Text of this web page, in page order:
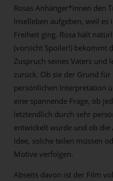
Rosas Anhänger*innen den
Inselleben aufgeben, weil es
Freiheit ging. Rosa hält
(vorsicht Spoiler!) bekommt
Zuspruch seines Vaters und
zurück. Ob sie der Grund
persönlichen Interpretation
eine spannende Frage, ob
letztendlich durch sehr
entwickelt wurde und ob
Idee, solche teilen müssen
Motive verfolgen.
Abseits davon ist der Film